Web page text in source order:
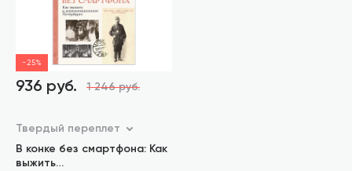
-25%
936 руб. 1 246 руб.
Твердый переплет
В конке без смартфона: Как
выжить